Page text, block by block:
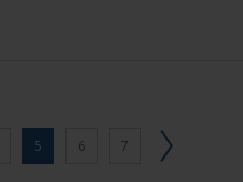
5 6 7